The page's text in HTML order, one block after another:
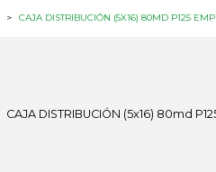
> CAJA DISTRIBUCIÓN (5X16) 80MD P125 EMP